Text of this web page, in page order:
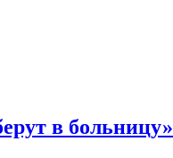
в больницу»